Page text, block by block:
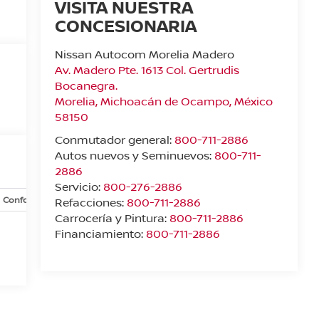
VISITA NUESTRA
CONCESIONARIA
Nissan Autocom Morelia Madero
Av. Madero Pte. 1613 Col. Gertrudis
Bocanegra.
Morelia,Michoacán de Ocampo, México
58150
Conmutador general: 800-711-2886
Autos nuevos y Seminuevos: 800-711-
2886
Servicio: 800-276-2886
Refacciones: 800-711-2886
Carrocería y Pintura: 800-711-2886
Financiamiento: 800-711-2886
Confort y conveniencia Exterior Infoentretenimiento